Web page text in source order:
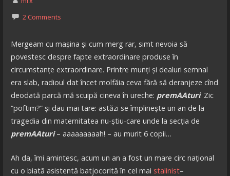
2 Comments
Mergeam cu mașina și cum merg rar, simt nevoia să
povestesc despre fapte extraordinare produse în
circumstanțe extraordinare. Printre munți și dealuri semnal
era slab, radioul dat încet molfăia ceva fără să deranjeze cînd
deodată parcă mă scuipă cineva în ureche: premAAturi. Zic
“poftim?” și dau mai tare: astăzi se împlinește un an de la
tragedia din maternitatea nu-știu-care unde la secția de
premAAturi– aaaaaaaaah! – au murit 6 copii…
Ah da, îmi amintesc, acum un an a fost un mare circ național
cu o biată asistentă batjocorită în cel mai stalinist–